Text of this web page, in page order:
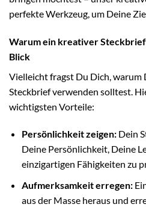
perfekte Werkzeug, um Deine
Warum ein kreativer
Blick
Vielleicht fragst Du Dich, warum
Steckbrief verwenden solltest.
wichtigsten Vorteile:
Persönlichkeit zeigen:Dein
Deine Persönlichkeit, Deine
einzigartigen Fähigkeiten zu
Aufmerksamkeit erregen:
aus der Masse heraus und